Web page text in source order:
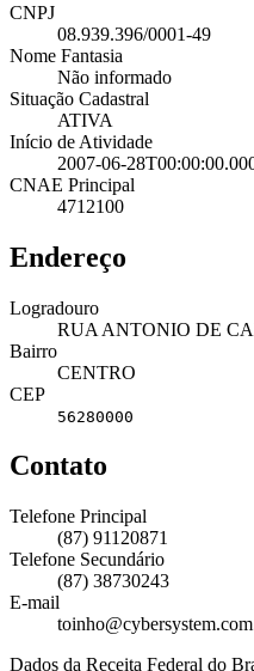
CNPJ
08.939.396/0001-49
Nome Fantasia
Não informado
Situação Cadastral
ATIVA
Início de Atividade
2007-06-
CNAE Principal
4712100
Endereço
Logradouro
RUA ANTONIO DE
Bairro
CENTRO
CEP
56280000
Contato
Telefone Principal
(87) 91120871
Telefone Secundário
(87) 38730243
E-mail
Dados da Receita Federal do